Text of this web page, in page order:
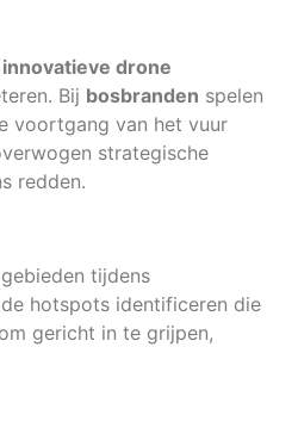
innovatieve drone
Bij bosbranden spelen
voortgang van het vuur
strategische
redden.
tijdens
hotspots identificeren die
gericht in te grijpen,